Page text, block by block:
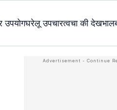
उपयोगघरेलू उपचारत्वचा की देखभाल